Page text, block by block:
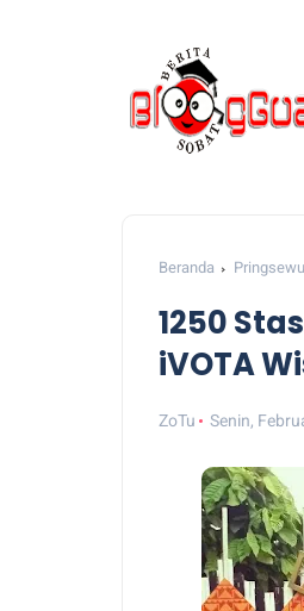
Beranda Pringsewu
1250
iVOTA
ZoTu Senin,